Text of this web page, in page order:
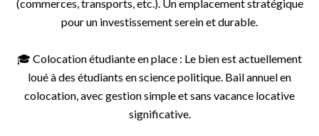
(commerces, transports, etc.). Un emplacement stratégique
pour un investissement serein et durable.
🎓 Colocation étudiante en place : Le bien est actuellement
loué à des étudiants en science politique. Bail annuel en
colocation, avec gestion simple et sans vacance locative
significative.